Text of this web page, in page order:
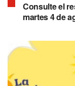
Consulte el
martes 4 de